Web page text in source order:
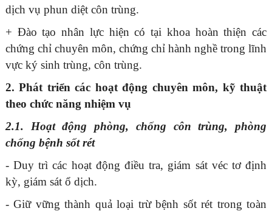
dịch vụ phun diệt côn trùng.
+ Đào tạo nhân lực hiện có tại khoa hoàn thiện các
chứng chỉ chuyên môn, chứng chỉ hành nghề trong lĩnh
vực ký sinh trùng, côn trùng.
2. Phát triển các hoạt động chuyên môn, kỹ thuật
theo chức năng nhiệm vụ
2.1. Hoạt động phòng, chống côn trùng, phòng
chống bệnh sốt rét
- Duy trì các hoạt động điều tra, giám sát véc tơ định
kỳ, giám sát ổ dịch.
- Giữ vững thành quả loại trừ bệnh sốt rét trong toàn